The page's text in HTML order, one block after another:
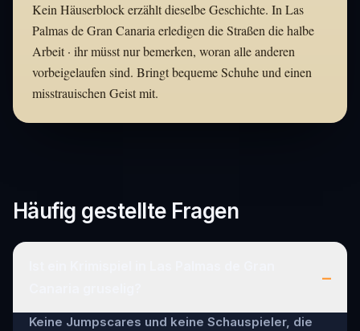
Kein Häuserblock erzählt dieselbe Geschichte. In Las
Palmas de Gran Canaria erledigen die Straßen die halbe
Arbeit · ihr müsst nur bemerken, woran alle anderen
vorbeigelaufen sind. Bringt bequeme Schuhe und einen
misstrauischen Geist mit.
Häufig gestellte Fragen
–
Keine Jumpscares und keine Schauspieler, die